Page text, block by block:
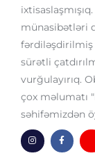
münasibətləri
sürətli
vurğulayırıq.
çox məlumatı
səhifəmizdən
I
n
F
a